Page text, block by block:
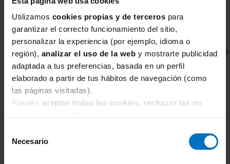
Utilizamos cookies propias y de terceros para
garantizar el correcto funcionamiento del sitio,
personalizar la experiencia (por ejemplo, idioma o
región), analizar el uso de la web y mostrarte publicidad
adaptada a tus preferencias, basada en un perfil
elaborado a partir de tus hábitos de navegación (como
las páginas visitadas).
Puedes aceptar todas las cookies, rechazar las no
Necesario